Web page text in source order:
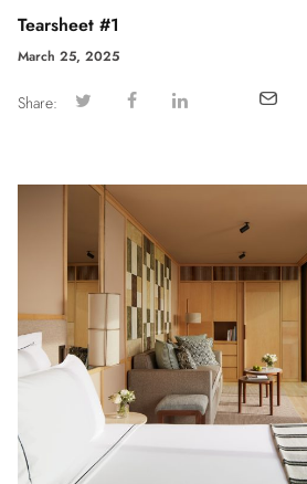
Tearsheet #1
March 25, 2025
Share: